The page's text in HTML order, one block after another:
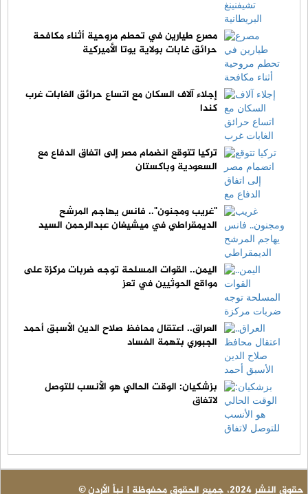
مصرع طيارين في تحطم مروحية أثناء مكافحة
حرائق غابات بولاية يوتا الأميركية
إجلاء آلاف السكان مع اتساع حرائق الغابات غرب
كندا
تركيا تتوقع انضمام مصر إلى اتفاق الدفاع مع
السعودية وباكستان
"غريب ومجنون".. فانس يهاجم المرشح
الديمقراطي في ميشيغان عبدالرحمن السيد
اليمن.. القوات المسلحة توجه ضربات مركزة على
مواقع الحوثيين في تعز
العراق.. اعتقال محافظ صلاح الدين الأسبق أحمد
الجبوري بتهمة الفساد
بزشكيان: الوقت الحالي هو الأنسب للتوصل
لاتفاق
© حقوق النشر 2024، جميع الحقوق محفوظة | نبأ الأردن